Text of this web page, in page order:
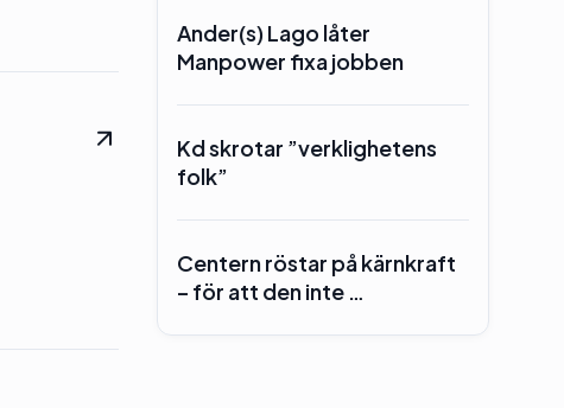
Ander(s) Lago låter
Manpower fixa jobben
Kd skrotar ”verklighetens
folk”
Centern röstar på kärnkraft
– för att den inte …